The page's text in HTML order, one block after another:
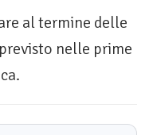
al termine delle
nelle prime